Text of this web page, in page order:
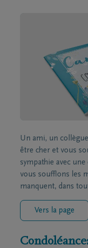
Un ami, un
être cher et vous
sympathie avec
vous soufflons les
manquent, dans
Vers la page